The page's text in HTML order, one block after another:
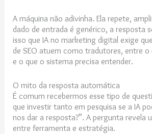
A máquina não adivinha. Ela repete,
dado de entrada é genérico, a resposta
isso que IA no marketing digital exige
de SEO atuem como tradutores, entre o
e o que o sistema precisa entender.
O mito da resposta automática
É comum recebermos esse tipo de
que investir tanto em pesquisa se a IA
nos dar a resposta?”. A pergunta revela
entre ferramenta e estratégia.